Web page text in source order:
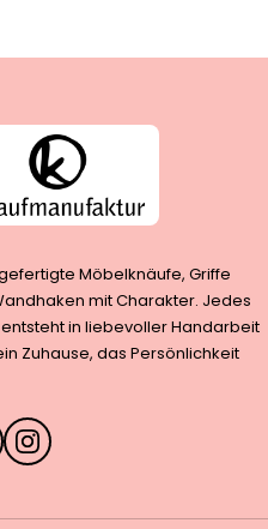
Möbelknäufe, Griffe
mit Charakter. Jedes
in liebevoller Handarbeit
Zuhause, das Persönlichkeit